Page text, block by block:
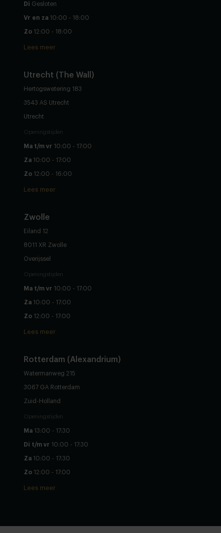
Di Gesloten
Vr en za 10:00 - 18:00
Zo 12:00 - 18:00
Lees meer
Utrecht (The Wall)
Hertogswetering 183
3543 AS Utrecht
Utrecht
Openingstijden
Ma t/m vr 10:00 - 17:00
Za 10:00 - 17:00
Zo 12:00 - 16:00
Lees meer
Zwolle
Eiland 12
8011 XR Zwolle
Overijssel
Openingstijden
Ma t/m vr 10:00 - 17:00
Za 10:00 - 17:00
Zo 12:00 - 17:00
Lees meer
Rotterdam (Alexandrium)
Watermanweg 215
3067 GA Rotterdam
Zuid-Holland
Openingstijden
Ma 13:00 - 17:30
Di t/m vr 10:00 - 17:30
Za 10:00 - 17:30
Zo 12:00 - 17:00
Lees meer